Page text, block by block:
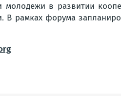
в развитии
рамках форума